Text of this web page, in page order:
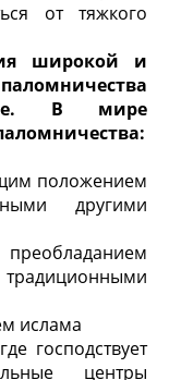
от тяжкого
широкой и
В мире
положением
другими
ислама
господствует
центры